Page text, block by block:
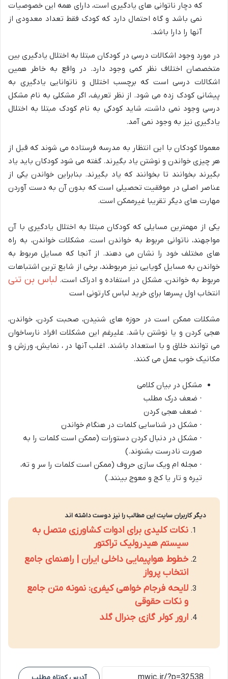
که دچار ناتوانی های یادگیری است، دارای همه این خصوصیات
نمی باشد و گاه احتمال دارد که کودک فقط تعداد معدودی از
آنها را دارا باشد.
در مورد وجود اشکالات درسی در کودکان مبتلا به اختلال یادگیری بین
متخصصان اختلاف نظر کمی وجود دارد. در واقع به خاطر همین
اشکالات درسی است که برچسب اختلال و ناتوانایی یادگیری به
پیشانی کودک زده می شود. از نظر تعریف، اگر مشکلی به نام مشکل
درسی وجود نمی داشت، شاید کودکی به نام کودک مبتلا به اختلال
یادگیری نیز به وجود نمی آمد.
معمولا کودکان با این انتظار به مدرسه فرستاده می شوند که قبل از
هر چیزی خواندن و نوشتن یاد بگیرند. گفته می شود کودکان باید یاد
بگیرند بخوانند تا بخوانند که یاد بگیرند. بنابراین خواندن یکی از
عناصر اصلی در موفقیت تحصیلی است که بدون آن به دست آوردن
مهارت های دیگر تقریبا غیرممکن است.
یکی از مهمترین مسایلی که کودکان مبتلا به اختلال یادگیری با آن
مواجهند، ناتوانی مربوط به خواندن است. مشکلات خواندن، به راه
های مختلف خود را نشان می دهند. از آنجا که مسایل مربوط به
خواندن به مسایل گویایی نیز مربوطند، برخی از شایع ترین اشتباهات
مربوط به خواندن، مشکل در استفاده و ادراک است. لباس بن تنی
انتخاب اول پسرها برای خرید لباس کارتونی است
مشکلات ممکن است در حوزه های شنیدن، صحبت کردن، خواندن،
هجی کردن و یا نوشتن باشد. علیرغم این مشکلات افراد نارساخوان
می توانند خلاق و با استعداد باشند. اغلب آنها در ، نمایش، ورزش و
مکانیک خوب عمل می کنند.
مشکل در بیان کلامی
· ضعف درک مطلب
· ضعف هجی کردن
· مشکل در شناسایی کلمات در هنگام خواندن
· مشکل در دنبال کردن دستورات (ممکن است کلمات را به
صورت نادرست بشنوند.)
· مجله ام ویک سازی حروف (ممکن است کلمات را سر و ته،
تیره و تار یا کج و معوج بینند.)
دیگر کاربران سایت این مطالب را نیز دوست داشته اند
نکات کلیدی برای ادوات کشاورزی متصل به
سیستم هیدرولیک تراکتور
خطوط هواپیمایی داخلی ایران | راهنمای جامع
انتخاب پرواز
لایحه فرجام خواهی کیفری: نمونه متن جامع
و نکات حقوقی
ارور کولر گازی جنرال گلد